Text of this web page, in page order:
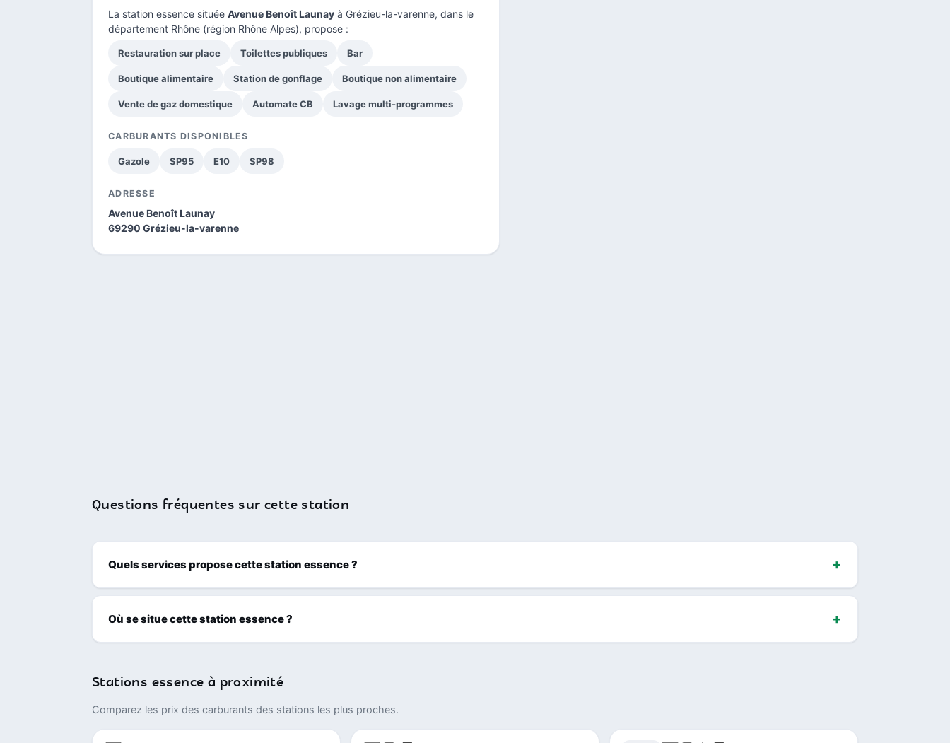
La station essence située Avenue Benoît Launay à Grézieu-la-varenne, dans le
département Rhône (région Rhône Alpes), propose :
Restauration sur place Toilettes publiques Bar
Boutique alimentaire Station de gonflage Boutique non alimentaire
Vente de gaz domestique Automate CB Lavage multi-programmes
CARBURANTS DISPONIBLES
Gazole SP95 E10 SP98
ADRESSE
Avenue Benoît Launay
69290 Grézieu-la-varenne
Questions fréquentes sur cette station
Quels services propose cette station essence ?
Où se situe cette station essence ?
Stations essence à proximité
Comparez les prix des carburants des stations les plus proches.